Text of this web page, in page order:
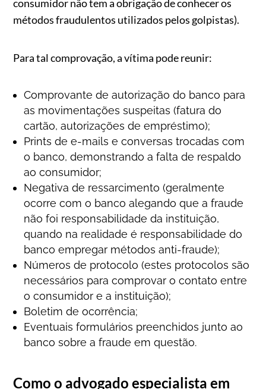
consumidor não tem a obrigação de conhecer os
métodos fraudulentos utilizados pelos golpistas).
Para tal comprovação, a vítima pode reunir:
Comprovante de autorização do banco para
as movimentações suspeitas (fatura do
cartão, autorizações de empréstimo);
Prints de e-mails e conversas trocadas com
o banco, demonstrando a falta de respaldo
ao consumidor;
Negativa de ressarcimento (geralmente
ocorre com o banco alegando que a fraude
não foi responsabilidade da instituição,
quando na realidade é responsabilidade do
banco empregar métodos anti-fraude);
Números de protocolo (estes protocolos são
necessários para comprovar o contato entre
o consumidor e a instituição);
Boletim de ocorrência;
Eventuais formulários preenchidos junto ao
banco sobre a fraude em questão.
Como o advogado especialista em